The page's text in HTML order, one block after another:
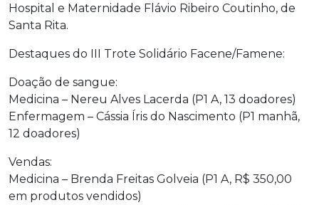
Hospital e Maternidade Flávio Ribeiro Coutinho, de
Santa Rita.
Destaques do III Trote Solidário Facene/Famene:
Doação de sangue:
Medicina – Nereu Alves Lacerda (P1 A, 13 doadores)
Enfermagem – Cássia Íris do Nascimento (P1 manhã,
12 doadores)
Vendas:
Medicina – Brenda Freitas Golveia (P1 A, R$ 350,00
em produtos vendidos)